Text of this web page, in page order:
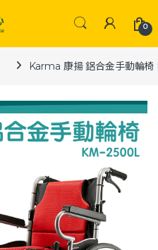
0
Karma 康揚 鋁合金手動輪